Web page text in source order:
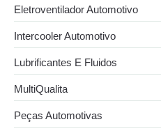
Eletroventilador Automotivo
Intercooler Automotivo
Lubrificantes E Fluidos
MultiQualita
Peças Automotivas